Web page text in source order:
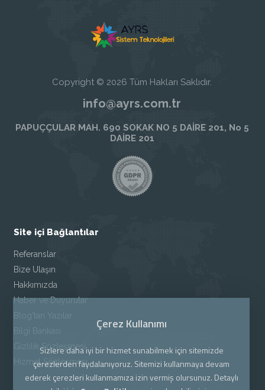
Copyright © 2026 Tüm Hakları Saklıdır.
info@ayrs.com.tr
PAPUÇÇULAR MAH. 690 SOKAK NO 5 DAİRE 201, No 5
DAİRE 201
Site içi Bağlantılar
Referanslar
Bize Ulaşın
Hakkımızda
Haber ve Duyurular
Blog'tan Yazılar
Bilgi Bankası
Gizlilik Sözleşmesi
Hizmet Sözleşmesi
Çerez Kullanımı
Sizlere daha iyi bir hizmet sunabilmek için sitemizde
çerezlerden faydalanıyoruz. Sitemizi kullanmaya devam
ederek çerezleri kullanmamıza izin vermiş olursunuz. Detaylı